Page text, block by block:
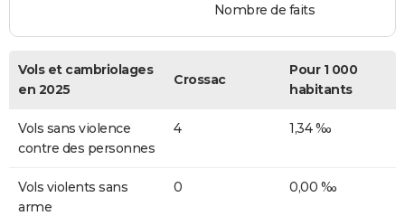
Nombre de faits
Vols et cambriolages
en 2025
Crossac
Pour 1 000
habitants
Vols sans violence
contre des personnes
4 1,34 ‰
Vols violents sans
arme
0 0,00 ‰